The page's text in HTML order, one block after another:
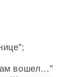
вошел…"